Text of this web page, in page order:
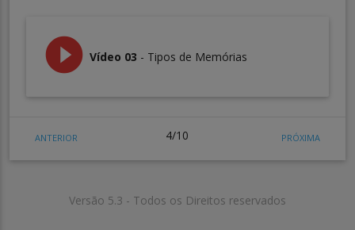
play_circle_filled Vídeo 03 - Tipos de Memórias
ANTERIOR 4/10 PRÓXIMA
Versão 5.3 - Todos os Direitos reservados